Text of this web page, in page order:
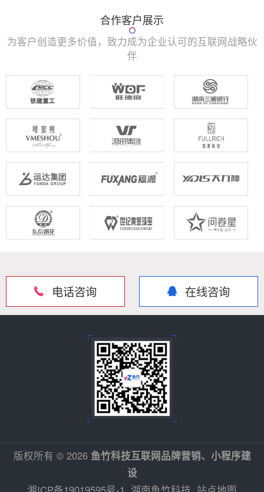
合作客户展示
为客户创造更多价值，致力成为企业认可的互联网战略伙
伴
电话咨询 在线咨询
版权所有 © 2026 鱼竹科技互联网品牌营销、小程序建
设